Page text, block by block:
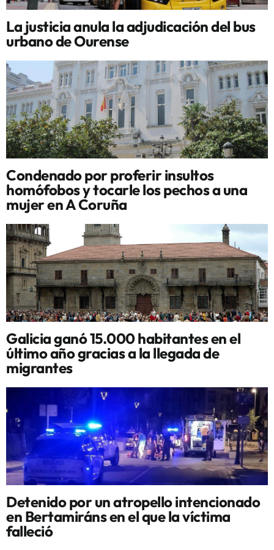
La justicia anula la adjudicación del bus
urbano de Ourense
Condenado por proferir insultos
homófobos y tocarle los pechos a una
mujer en A Coruña
Galicia ganó 15.000 habitantes en el
último año gracias a la llegada de
migrantes
Detenido por un atropello intencionado
en Bertamiráns en el que la víctima
falleció